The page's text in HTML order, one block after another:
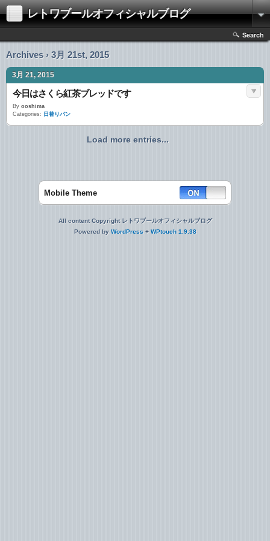
レトワブールオフィシャルブログ
Search
Archives › 3月 21st, 2015
3月 21, 2015
今日はさくら紅茶ブレッドです
By ooshima
Categories: 日替りパン
Load more entries...
Mobile Theme
All content Copyright レトワブールオフィシャルブログ
Powered by WordPress + WPtouch 1.9.38